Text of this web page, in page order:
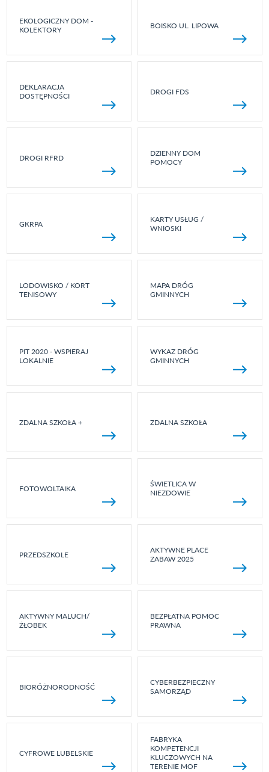
EKOLOGICZNY DOM -
KOLEKTORY
BOISKO UL. LIPOWA
DEKLARACJA
DOSTĘPNOŚCI
DROGI FDS
DROGI RFRD
DZIENNY DOM
POMOCY
GKRPA
KARTY USŁUG /
WNIOSKI
LODOWISKO / KORT
TENISOWY
MAPA DRÓG
GMINNYCH
PIT 2020 - WSPIERAJ
LOKALNIE
WYKAZ DRÓG
GMINNYCH
ZDALNA SZKOŁA + ZDALNA SZKOŁA
FOTOWOLTAIKA
ŚWIETLICA W
NIEZDOWIE
PRZEDSZKOLE
AKTYWNE PLACE
ZABAW 2025
AKTYWNY MALUCH/
ŻŁOBEK
BEZPŁATNA POMOC
PRAWNA
BIORÓŻNORODNOŚĆ
CYBERBEZPIECZNY
SAMORZĄD
CYFROWE LUBELSKIE
FABRYKA
KOMPETENCJI
KLUCZOWYCH NA
TERENIE MOF